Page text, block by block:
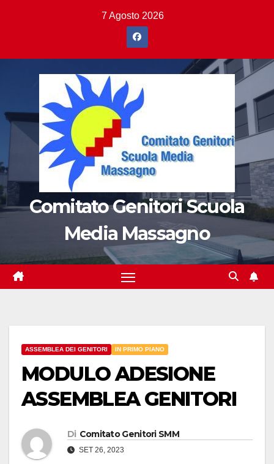
7 Agosto 2026
Comitato Genitori Scuola
Media Massagno
ASSEMBLEA DEI GENITORI IN PRIMO PIANO
MODULO ADESIONE
ASSEMBLEA GENITORI
Di Comitato Genitori SMM
SET 26, 2023